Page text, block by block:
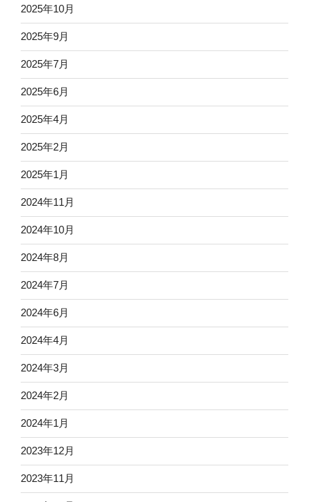
2025年10月
2025年9月
2025年7月
2025年6月
2025年4月
2025年2月
2025年1月
2024年11月
2024年10月
2024年8月
2024年7月
2024年6月
2024年4月
2024年3月
2024年2月
2024年1月
2023年12月
2023年11月